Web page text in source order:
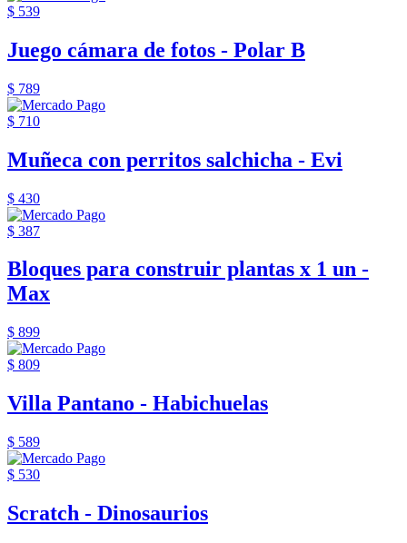
$ 539
Juego cámara de fotos - Polar B
$ 789
$ 710
Muñeca con perritos salchicha - Evi
$ 430
$ 387
Bloques para construir plantas x 1 un -
Max
$ 899
$ 809
Villa Pantano - Habichuelas
$ 589
$ 530
Scratch - Dinosaurios